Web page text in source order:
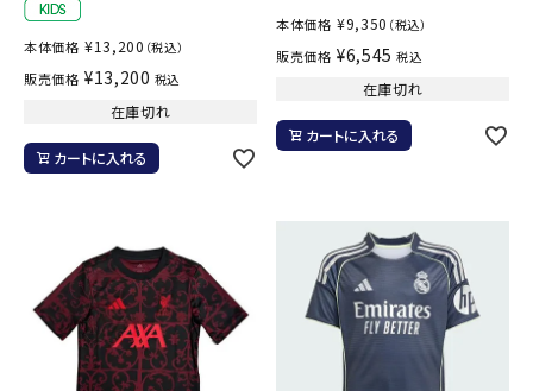
本体価格 ¥13,200 （税込）
販売価格 ¥13,200 税込
在庫切れ
カートに入れる
本体価格 ¥9,350 （税込）
販売価格 ¥6,545 税込
在庫切れ
カートに入れる